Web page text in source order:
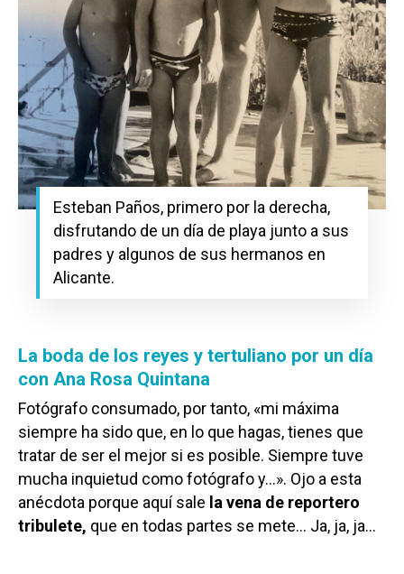
Esteban Paños, primero por la derecha,
disfrutando de un día de playa junto a sus
padres y algunos de sus hermanos en
Alicante.
La boda de los reyes y tertuliano por un día
con Ana Rosa Quintana
Fotógrafo consumado, por tanto, «mi máxima
siempre ha sido que, en lo que hagas, tienes que
tratar de ser el mejor si es posible. Siempre tuve
mucha inquietud como fotógrafo y…». Ojo a esta
anécdota porque aquí sale la vena de reportero
tribulete, que en todas partes se mete… Ja, ja, ja…